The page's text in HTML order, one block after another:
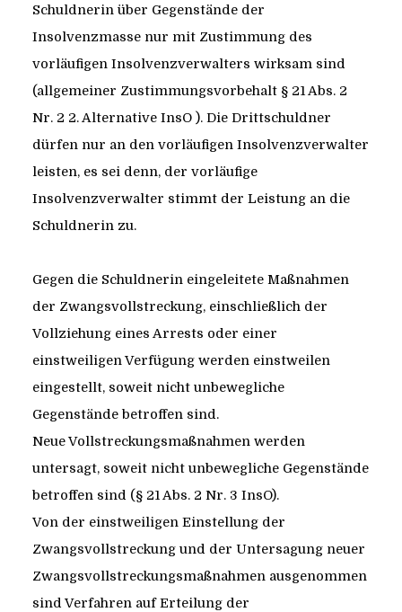
Schuldnerin über Gegenstände der
Insolvenzmasse nur mit Zustimmung des
vorläufigen Insolvenzverwalters wirksam sind
(allgemeiner Zustimmungsvorbehalt § 21 Abs. 2
Nr. 2 2. Alternative InsO ). Die Drittschuldner
dürfen nur an den vorläufigen Insolvenzverwalter
leisten, es sei denn, der vorläufige
Insolvenzverwalter stimmt der Leistung an die
Schuldnerin zu.
Gegen die Schuldnerin eingeleitete Maßnahmen
der Zwangsvollstreckung, einschließlich der
Vollziehung eines Arrests oder einer
einstweiligen Verfügung werden einstweilen
eingestellt, soweit nicht unbewegliche
Gegenstände betroffen sind.
Neue Vollstreckungsmaßnahmen werden
untersagt, soweit nicht unbewegliche Gegenstände
betroffen sind (§ 21 Abs. 2 Nr. 3 InsO).
Von der einstweiligen Einstellung der
Zwangsvollstreckung und der Untersagung neuer
Zwangsvollstreckungsmaßnahmen ausgenommen
sind Verfahren auf Erteilung der